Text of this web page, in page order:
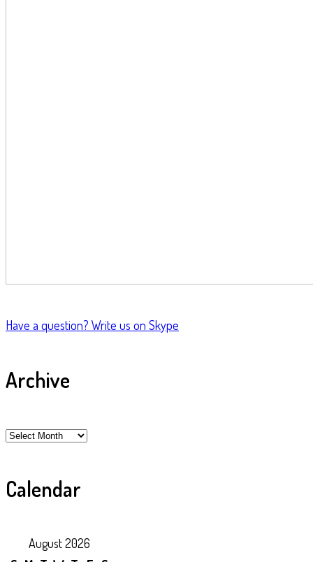
Have a question? Write us on Skype
Archive
Archive
Calendar
August 2026